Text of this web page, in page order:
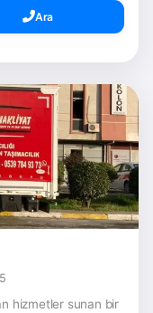
Ara
hizmetler sunan bir